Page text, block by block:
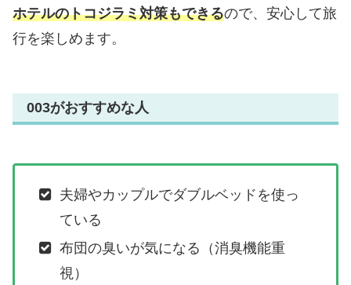
ホテルのトコジラミ対策もできるので、安心して旅
行を楽しめます。
003がおすすめな人
夫婦やカップルでダブルベッドを使っ
ている
布団の臭いが気になる（消臭機能重
視）